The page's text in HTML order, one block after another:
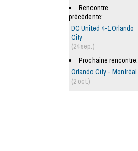
Rencontre
précédente:
DC United 4-1 Orlando
City
(24 sep.)
Prochaine rencontre:
Orlando City - Montréal
(2 oct.)